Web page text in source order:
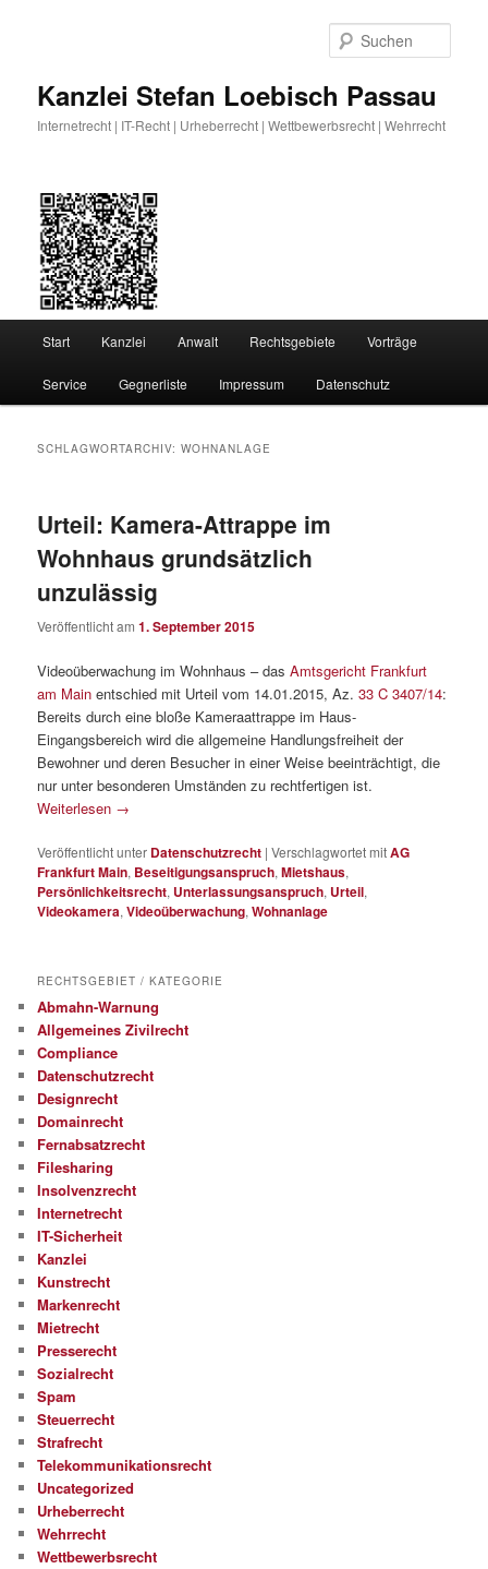
Kanzlei Stefan Loebisch Passau
Internetrecht | IT-Recht | Urheberrecht | Wettbewerbsrecht | Wehrrecht
Start Kanzlei Anwalt Rechtsgebiete Vorträge
Service Gegnerliste Impressum Datenschutz
SCHLAGWORTARCHIV:WOHNANLAGE
Urteil: Kamera-Attrappe im
Wohnhaus grundsätzlich
unzulässig
Veröffentlicht am1. September 2015
Videoüberwachung im Wohnhaus – dasAmtsgericht Frankfurt
am Main entschied mit Urteil vom 14.01.2015, Az.33 C 3407/14:
Bereits durch eine bloße Kameraattrappe im Haus-
Eingangsbereich wird die allgemeine Handlungsfreiheit der
Bewohner und deren Besucher in einer Weise beeinträchtigt, die
nur unter besonderen Umständen zu rechtfertigen ist.
Weiterlesen →
Veröffentlicht unter Datenschutzrecht |Verschlagwortet mitAG
Frankfurt Main, Beseitigungsanspruch,Mietshaus,
Persönlichkeitsrecht, Unterlassungsanspruch, Urteil,
Videokamera,Videoüberwachung,Wohnanlage
RECHTSGEBIET / KATEGORIE
Abmahn-Warnung
Allgemeines Zivilrecht
Compliance
Datenschutzrecht
Designrecht
Domainrecht
Fernabsatzrecht
Filesharing
Insolvenzrecht
Internetrecht
IT-Sicherheit
Kanzlei
Kunstrecht
Markenrecht
Mietrecht
Presserecht
Sozialrecht
Spam
Steuerrecht
Strafrecht
Telekommunikationsrecht
Uncategorized
Urheberrecht
Wehrrecht
Wettbewerbsrecht